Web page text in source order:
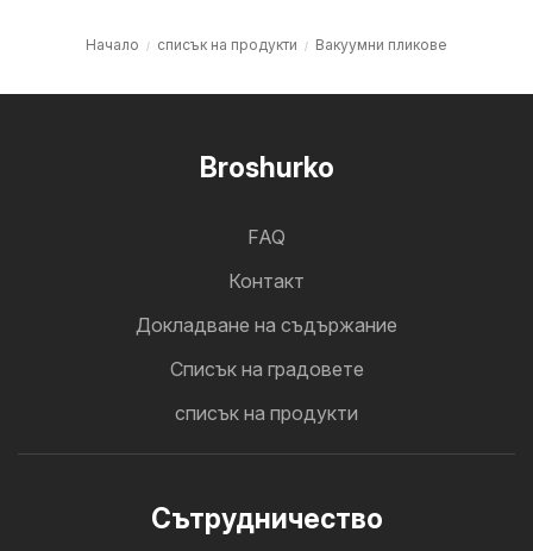
Начало списък на продукти Вакуумни пликове
Broshurko
FAQ
Контакт
Докладване на съдържание
Cписък на градовете
списък на продукти
Cътрудничество